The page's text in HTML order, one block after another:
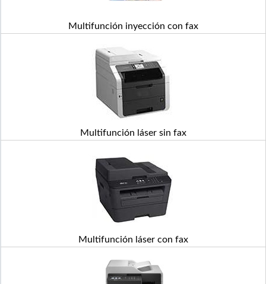
Multifunción inyección con fax
Multifunción láser sin fax
Multifunción láser con fax